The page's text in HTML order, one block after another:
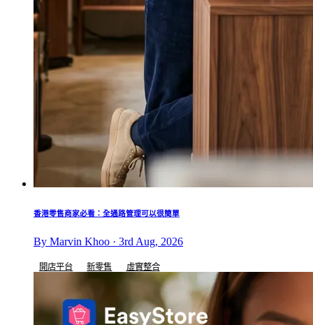
香港零售商家必看：全通路管理可以很簡單
By Marvin Khoo · 3rd Aug, 2026
開店平台 新零售 虛實整合